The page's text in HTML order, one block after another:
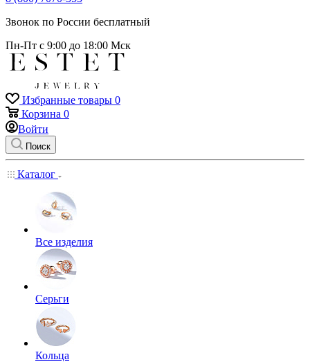
Звонок по России бесплатный
Пн-Пт с 9:00 до 18:00 Мск
Избранные товары 0
Корзина 0
Войти
Поиск
Каталог
Все изделия
Серьги
Кольца